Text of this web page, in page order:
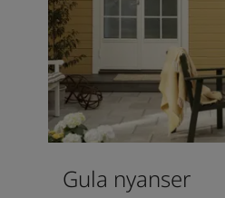
Gula nyanser